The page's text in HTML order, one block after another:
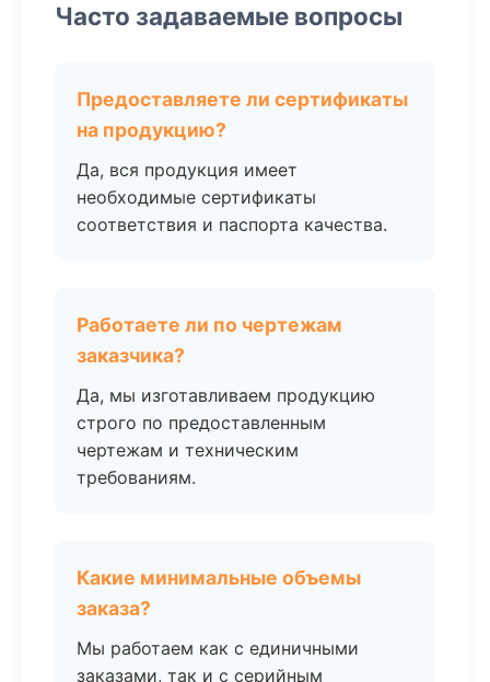
Часто задаваемые вопросы
Предоставляете ли сертификаты
на продукцию?
Да, вся продукция имеет
необходимые сертификаты
соответствия и паспорта качества.
Работаете ли по чертежам
заказчика?
Да, мы изготавливаем продукцию
строго по предоставленным
чертежам и техническим
требованиям.
Какие минимальные объемы
заказа?
Мы работаем как с единичными
заказами, так и с серийным